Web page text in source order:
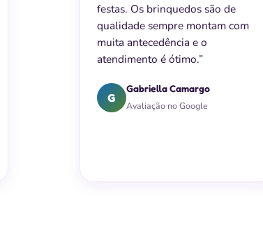
festas. Os brinquedos são de
qualidade sempre montam com
muita antecedência e o
atendimento é ótimo.”
G
Gabriella Camargo
Avaliação no Google